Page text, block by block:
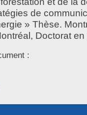
de
» Thèse.
Doctorat
: